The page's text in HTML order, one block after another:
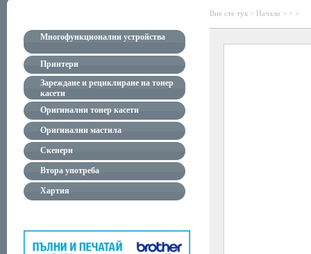
Многофункционални устройства
Принтери
Зареждане и рециклиране на тонер
касети
Оригинални тонер касети
Оригинални мастила
Скенери
Втора употреба
Хартия
Вие сте тук > Начало > > >